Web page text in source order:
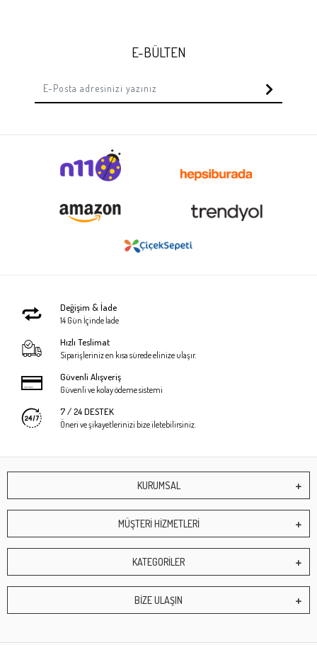
E-BÜLTEN
Değişim & İade
14 Gün İçinde İade
Hızlı Teslimat
Siparişleriniz en kısa sürede elinize ulaşır.
Güvenli Alışveriş
Güvenli ve kolay ödeme sistemi
7 / 24 DESTEK
Öneri ve şikayetlerinizi bize iletebilirsiniz.
KURUMSAL
MÜŞTERİ HİZMETLERİ
KATEGORİLER
BİZE ULAŞIN